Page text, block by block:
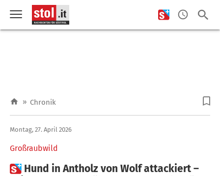
» Chronik
Großraubwild
Montag, 27. April 2026
 Hund in Antholz von Wolf attackiert –